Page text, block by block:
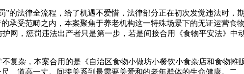
全流程，给了机遇不爱惜，法律部分正在初次发觉违法时，期
承受范畴之内，本案聚焦于养老机构这一特殊场景下的无证运营食
网，惩罚违法出产者只是第一步，若是间接合用《食物平安法》中
杂，本案合用的是《自治区食物小做坊小餐饮小食杂店和食物摊
、道高一丈。间接关系到最需要关爱和的老年群体的生命健康。二